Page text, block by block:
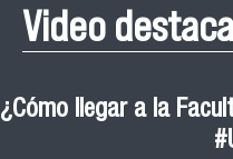
Video
¿Cómo llegar a la